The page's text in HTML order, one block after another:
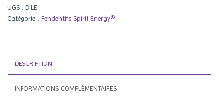
UGS : DILE
Catégorie : Pendentifs Spirit Energy®
DESCRIPTION
INFORMATIONS COMPLÉMENTAIRES